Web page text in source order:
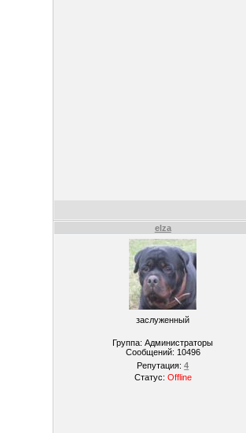
elza
заслуженный
Группа: Администраторы
Сообщений: 10496
Репутация:4
Статус: Offline